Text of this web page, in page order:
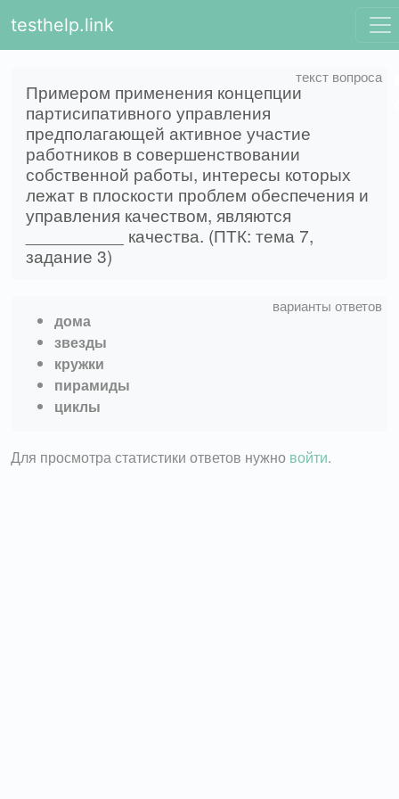
testhelp.link
Примером применения концепции
партисипативного управления
предполагающей активное участие
работников в совершенствовании
собственной работы, интересы которых
лежат в плоскости проблем обеспечения и
управления качеством, являются
__________ качества. (ПТК: тема 7,
задание 3)
дома
звезды
кружки
пирамиды
циклы
Для просмотра статистики ответов нужно войти.